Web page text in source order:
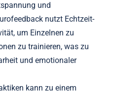
und
nutzt Echtzeit-
um Einzelnen zu
zu trainieren, was zu
und emotionaler
kann zu einem